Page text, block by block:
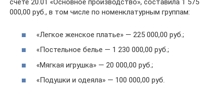
счете 20.01 «Основное производство», составила 1 575
000,00 руб., в том числе по номенклатурным группам:
«Легкое женское платье» — 225 000,00 руб.;
«Постельное белье — 1 230 000,00 руб.;
«Мягкая игрушка» — 20 000,00 руб.;
«Подушки и одеяла» — 100 000,00 руб.